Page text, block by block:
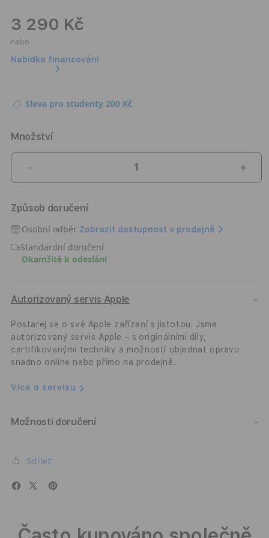
3 290 Kč
nebo
Nabídka financování
Sleva pro studenty 200 Kč
Množství
množství
Apple
Pencil
(2.
generace)
Způsob doručení
Osobní odběr Zobrazit dostupnost v prodejně
Standardní doručení
Okamžitě k odeslání
Autorizovaný servis Apple
Postarej se o své Apple zařízení s jistotou. Jsme
autorizovaný servis Apple – s originálními díly,
certifikovanými techniky a možností objednat opravu
snadno online nebo přímo na prodejně.
Více o servisu
Možnosti doručení
Sdílet